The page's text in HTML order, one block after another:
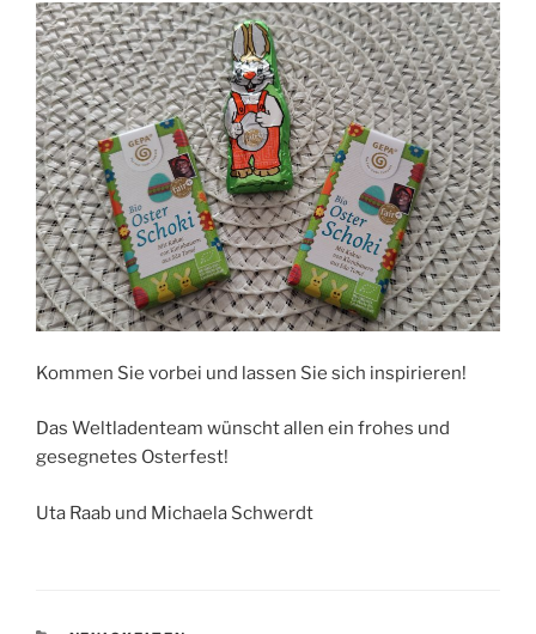
Kommen Sie vorbei und lassen Sie sich inspirieren!
Das Weltladenteam wünscht allen ein frohes und
gesegnetes Osterfest!
Uta Raab und Michaela Schwerdt